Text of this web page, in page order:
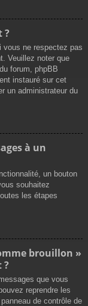
?
vous ne respectez pas
Veuillez noter que
forum, phpBB
instauré sur cet
un administrateur du
à un
un bouton
souhaitez
les étapes
brouillon »
?
que vous
reprendre les
de contrôle de